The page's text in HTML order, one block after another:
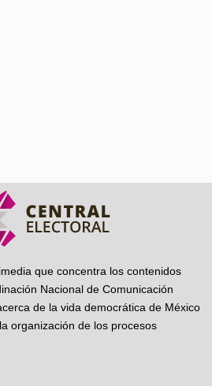
que concentra los contenidos
Nacional de Comunicación
de la vida democrática de México
organización de los procesos